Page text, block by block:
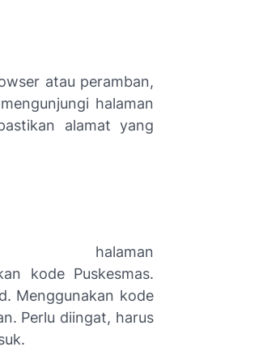
atau peramban,
halaman
alamat yang
halaman
kode Puskesmas.
Menggunakan kode
Perlu diingat, harus